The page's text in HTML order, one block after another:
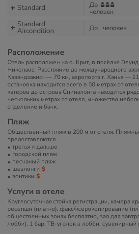
Standard До
человек
Standard
Aircondition До человек
Расположение
Отель расположен на о. Крит, в посёлке
Николаос. Расстояние до международного
Казандзакис» — 70 км, аэропорта г. Ханья —
остановка находится всего в 50 метрах от
катеров до острова Спиналонга находится
нескольких метрах от отеля, множество
отделение и банк.
Пляж
Общественный пляж в 200 м от отеля.
предоставляются.
третья и дальше
городской пляж
песчаный пляж
шезлонги
зонтики
Услуги в отеле
Круглосуточная стойка регистрации, камера
ресепшн (платно), факс/ксерокопирование
общественных зонах бесплатно, зал для
лобби), 1 бар, ТВ-уголок в лобби, сувенирный